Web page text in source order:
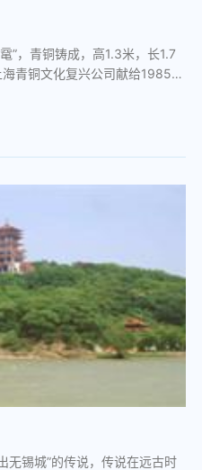
，青铜铸成，高1.3米，长1.7
青铜文化复兴公司献给1985年
无锡城”的传说，传说在远古时